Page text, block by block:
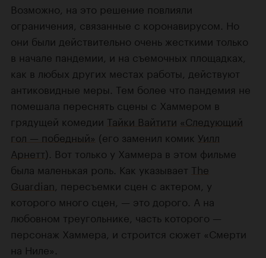
Возможно, на это решение повлияли
ограничения, связанные с коронавирусом. Но
они были действительно очень жесткими только
в начале пандемии, и на съемочных площадках,
как в любых других местах работы, действуют
антиковидные меры. Тем более что пандемия не
помешала переснять сцены с Хаммером в
грядущей комедии Тайки Вайтити «Следующий
гол — победный» (его заменил комик Уилл
Арнетт). Вот только у Хаммера в этом фильме
была маленькая роль. Как указывает The
Guardian , пересъемки сцен с актером, у
которого много сцен, — это дорого. А на
любовном треугольнике, часть которого —
персонаж Хаммера, и строится сюжет «Смерти
на Ниле».